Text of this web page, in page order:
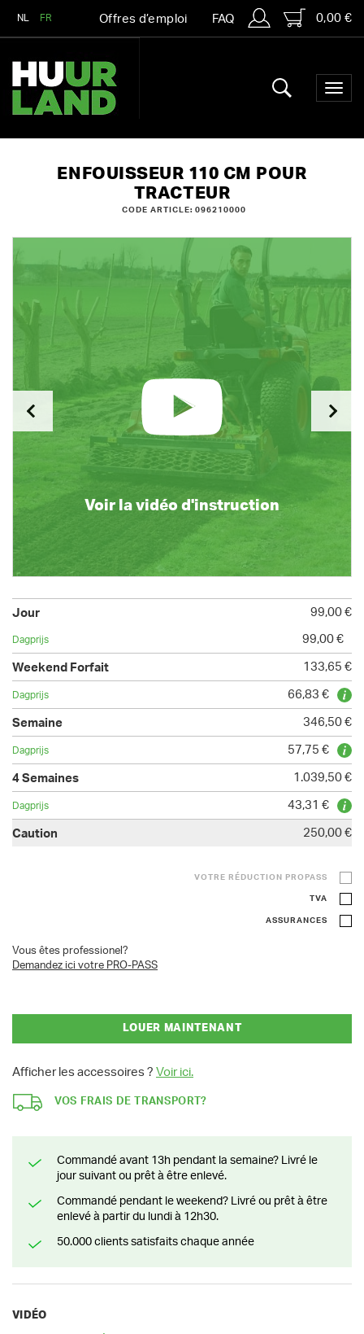
NL FR Offres d’emploi FAQ 0,00 €
ENFOUISSEUR 110 CM POUR
TRACTEUR
CODE ARTICLE: 096210000
Voir la vidéo d'instruction
99,00 €
99,00 €
133,65 €
66,83 €
346,50 €
57,75 €
1.039,50 €
43,31 €
250,00 €
VOTRE RÉDUCTION PROPASS
TVA
ASSURANCES
Vous êtes professionel?
Demandez ici votre PRO-PASS
LOUER MAINTENANT
Afficher les accessoires ? Voir ici.
VOS FRAIS DE TRANSPORT?
Commandé avant 13h pendant la semaine? Livré le
jour suivant ou prêt à être enlevé.
Commandé pendant le weekend? Livré ou prêt à être
enlevé à partir du lundi à 12h30.
50.000 clients satisfaits chaque année
VIDÉO